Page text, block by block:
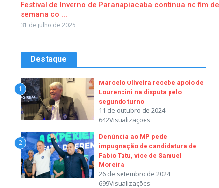
Festival de Inverno de Paranapiacaba continua no fim de
semana co ...
31 de julho de 2026
Destaque
1
Marcelo Oliveira recebe apoio de
Lourencini na disputa pelo
segundo turno
11 de outubro de 2024
642Visualizações
2
Denúncia ao MP pede
impugnação de candidatura de
Fabio Tatu, vice de Samuel
Moreira
26 de setembro de 2024
699Visualizações